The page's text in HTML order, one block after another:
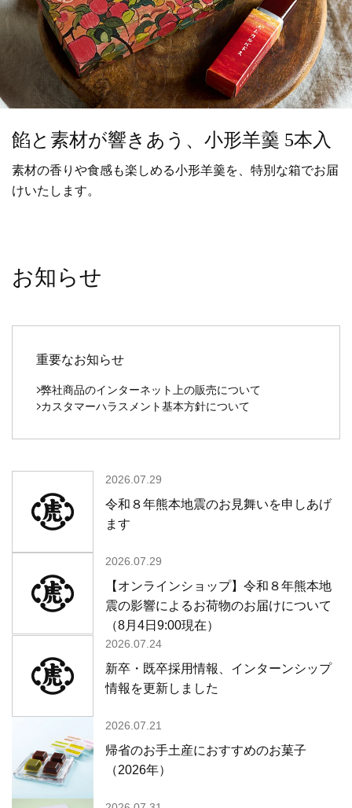
餡と素材が響きあう、小形羊羹 5本入
素材の香りや食感も楽しめる小形羊羹を、特別な箱でお届
けいたします。
お知らせ
重要なお知らせ
弊社商品のインターネット上の販売について
カスタマーハラスメント基本方針について
令和８年熊本地震のお見舞いを申しあげ
ます
2026.07.29
【オンラインショップ】令和８年熊本地
震の影響によるお荷物のお届けについて
（8月4日9:00現在）
2026.07.29
新卒・既卒採用情報、インターンシップ
情報を更新しました
2026.07.24
帰省のお手土産におすすめのお菓子
（2026年）
2026.07.21